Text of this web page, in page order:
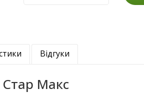
Відгуки
Стар Макс